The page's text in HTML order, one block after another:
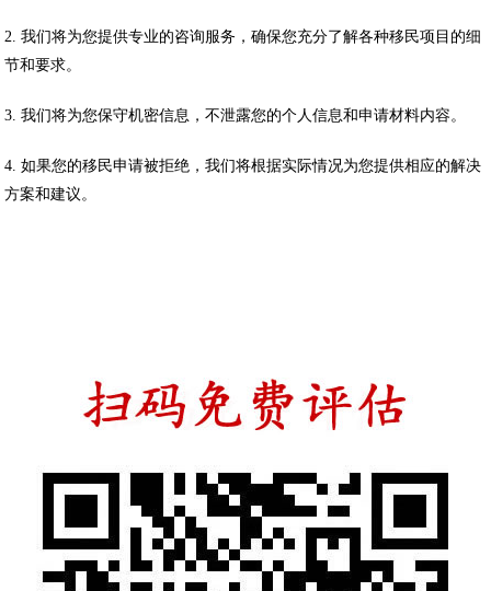
2. 我们将为您提供专业的咨询服务，确保您充分了解各种移民项目的细
节和要求。
3. 我们将为您保守机密信息，不泄露您的个人信息和申请材料内容。
4. 如果您的移民申请被拒绝，我们将根据实际情况为您提供相应的解决
方案和建议。